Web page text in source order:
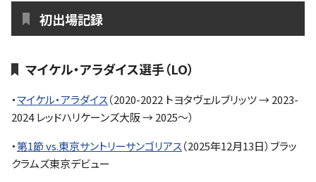
初出場記録
マイケル・アラダイス選手（LO）
・マイケル・アラダイス（2020-2022 トヨタヴェルブリッツ → 2023-
2024 レッドハリケーンズ大阪 → 2025～）
・第1節 vs.東京サントリーサンゴリアス（2025年12月13日）ブラッ
クラムズ東京デビュー